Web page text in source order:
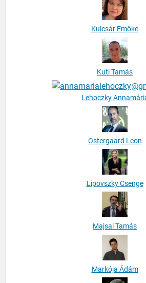
Kulcsár Emőke
Kuti Tamás
Lehoczky
Ostergaard Leon
Lipovszky Csenge
Majsai Tamás
Markója Ádám